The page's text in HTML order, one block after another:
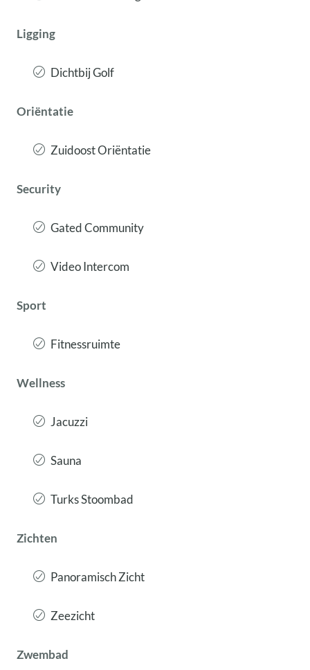
Ligging
Dichtbij Golf
Oriëntatie
Zuidoost Oriëntatie
Security
Gated Community
Video Intercom
Sport
Fitnessruimte
Wellness
Jacuzzi
Sauna
Turks Stoombad
Zichten
Panoramisch Zicht
Zeezicht
Zwembad